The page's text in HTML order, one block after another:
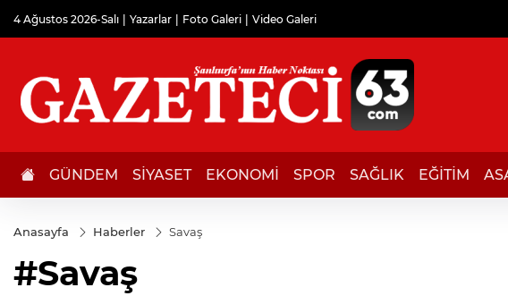
4 Ağustos 2026-Salı Yazarlar Foto Galeri Video Galeri
GÜNDEM SİYASET EKONOMİ SPOR SAĞLIK EĞİTİM
Anasayfa Haberler Savaş
#Savaş